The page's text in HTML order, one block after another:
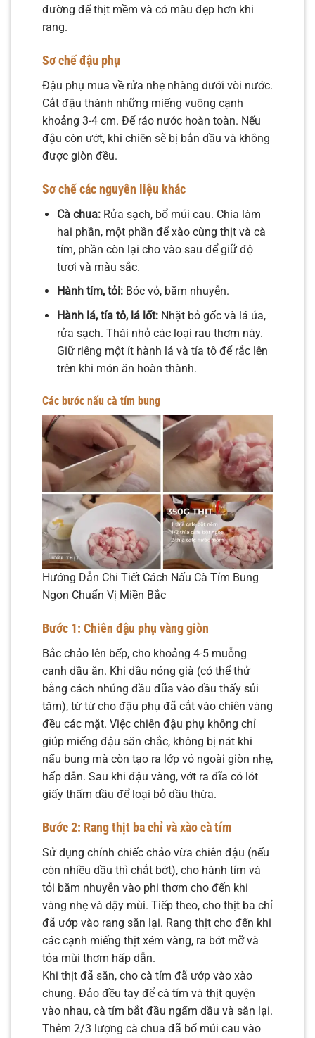
đường để thịt mềm và có màu đẹp hơn khi
rang.
Sơ chế đậu phụ
Đậu phụ mua về rửa nhẹ nhàng dưới vòi nước.
Cắt đậu thành những miếng vuông cạnh
khoảng 3-4 cm. Để ráo nước hoàn toàn. Nếu
đậu còn ướt, khi chiên sẽ bị bắn dầu và không
được giòn đều.
Sơ chế các nguyên liệu khác
Cà chua:Rửa sạch, bổ múi cau. Chia làm
hai phần, một phần để xào cùng thịt và cà
tím, phần còn lại cho vào sau để giữ độ
tươi và màu sắc.
Hành tím, tỏi:Bóc vỏ, băm nhuyễn.
Hành lá, tía tô, lá lốt:Nhặt bỏ gốc và lá úa,
rửa sạch. Thái nhỏ các loại rau thơm này.
Giữ riêng một ít hành lá và tía tô để rắc lên
trên khi món ăn hoàn thành.
Các bước nấu cà tím bung
Hướng Dẫn Chi Tiết Cách Nấu Cà Tím Bung
Ngon Chuẩn Vị Miền Bắc
Bước 1: Chiên đậu phụ vàng giòn
Bắc chảo lên bếp, cho khoảng 4-5 muỗng
canh dầu ăn. Khi dầu nóng già (có thể thử
bằng cách nhúng đầu đũa vào dầu thấy sủi
tăm), từ từ cho đậu phụ đã cắt vào chiên vàng
đều các mặt. Việc chiên đậu phụ không chỉ
giúp miếng đậu săn chắc, không bị nát khi
nấu bung mà còn tạo ra lớp vỏ ngoài giòn nhẹ,
hấp dẫn. Sau khi đậu vàng, vớt ra đĩa có lót
giấy thấm dầu để loại bỏ dầu thừa.
Bước 2: Rang thịt ba chỉ và xào cà tím
Sử dụng chính chiếc chảo vừa chiên đậu (nếu
còn nhiều dầu thì chắt bớt), cho hành tím và
tỏi băm nhuyễn vào phi thơm cho đến khi
vàng nhẹ và dậy mùi. Tiếp theo, cho thịt ba chỉ
đã ướp vào rang săn lại. Rang thịt cho đến khi
các cạnh miếng thịt xém vàng, ra bớt mỡ và
tỏa mùi thơm hấp dẫn.
Khi thịt đã săn, cho cà tím đã ướp vào xào
chung. Đảo đều tay để cà tím và thịt quyện
vào nhau, cà tím bắt đầu ngấm dầu và săn lại.
Thêm 2/3 lượng cà chua đã bổ múi cau vào